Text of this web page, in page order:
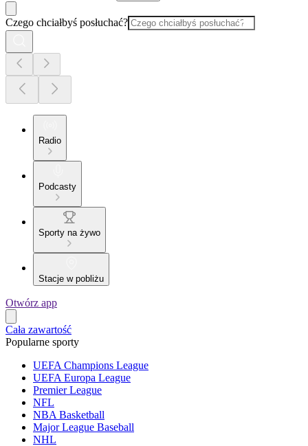
Czego chciałbyś posłuchać?
Radio
Podcasty
Sporty na żywo
Stacje w pobliżu
Otwórz app
Cała zawartość
Popularne sporty
UEFA Champions League
UEFA Europa League
Premier League
NFL
NBA Basketball
Major League Baseball
NHL